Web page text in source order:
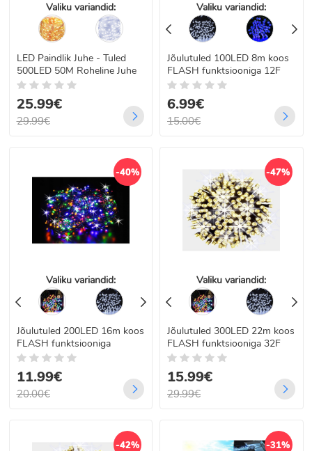
Valiku variandid:
LED Paindlik Juhe - Tuled
500LED 50M Roheline Juhe
25.99€
29.99€
Valiku variandid:
Jõulutuled 100LED 8m koos
FLASH funktsiooniga 12F
6.99€
15.00€
-40%
Valiku variandid:
Jõulutuled 200LED 16m koos
FLASH funktsiooniga
11.99€
20.00€
-47%
Valiku variandid:
Jõulutuled 300LED 22m koos
FLASH funktsiooniga 32F
15.99€
29.99€
-42% -31%